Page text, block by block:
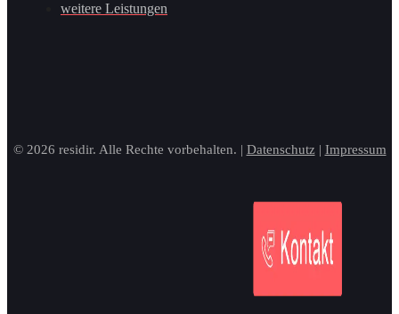
weitere Leistungen
© 2026 residir. Alle Rechte vorbehalten. | Datenschutz| Impressum